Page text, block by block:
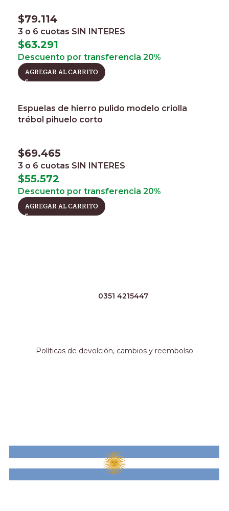
$79.114
3 o 6 cuotas SIN INTERES
$63.291
Descuento por transferencia 20%
AGREGAR AL CARRITO
Espuelas de hierro pulido modelo criolla
trébol pihuelo corto
$69.465
3 o 6 cuotas SIN INTERES
$55.572
Descuento por transferencia 20%
AGREGAR AL CARRITO
0351 4215447
Políticas de devolción, cambios y reembolso